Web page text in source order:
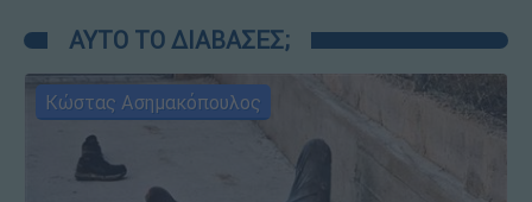
ΑΥΤΟ ΤΟ ΔΙΑΒΑΣΕΣ;
Κώστας Ασημακόπουλος